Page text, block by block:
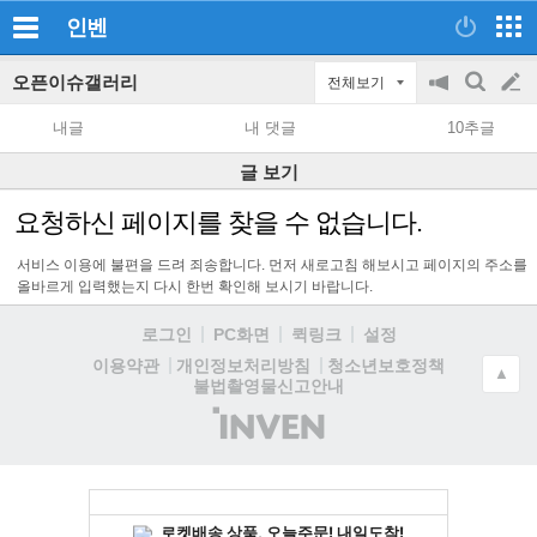
인벤
오픈이슈갤러리 전체보기
공
지
on/off
검
색
글
쓰
기
내글 내 댓글 10추글
글 보기
요청하신 페이지를 찾을 수 없습니다.
서비스 이용에 불편을 드려 죄송합니다. 먼저 새로고침 해보시고 페이지의 주소를
올바르게 입력했는지 다시 한번 확인해 보시기 바랍니다.
로그인 PC화면 퀵링크
설정
이용약관
개인정보처리방침
청소년보호정책
불법촬영물신고안내
(주)
인
▲